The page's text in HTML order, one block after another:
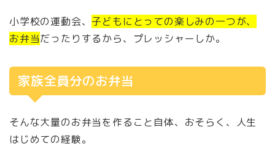
小学校の運動会、 子どもにとっての楽しみの一つが、
お弁当だったりするから、プレッシャーしか。
家族全員分のお弁当
そんな大量のお弁当を作ること自体、おそらく、人生
はじめての経験。